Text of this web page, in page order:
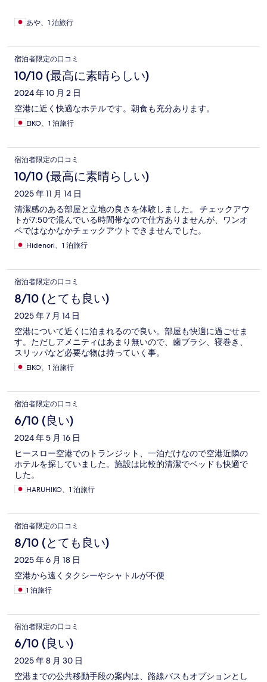
あや、1 泊旅行
宿泊者限定の口コミ
10/10 (最高に素晴らしい)
2024 年 10 月 2 日
空港に近く快適なホテルです。朝食も充分あります。
EIKO、1 泊旅行
宿泊者限定の口コミ
10/10 (最高に素晴らしい)
2025 年 11 月 14 日
清潔感のある部屋と立地の良さを体験しました。 チェックアウ
トが7:50で混んでいる時間帯なので仕方ありませんが、ワンオ
ペではなかなかチェックアウトできませんでした。
Hidenori、1 泊旅行
宿泊者限定の口コミ
8/10 (とても良い)
2025 年 7 月 14 日
空港について近くに泊まれるので良い。部屋も快適に過ごせま
す。ただしアメニティはあまり無いので、歯ブラシ、寝巻き、
スリッパなど必要な物は持っていく事。
EIKO、1 泊旅行
宿泊者限定の口コミ
6/10 (良い)
2024 年 5 月 16 日
ヒースロー空港でのトランジット、一泊だけなので空港近隣の
ホテルを探していました。施設は比較的清潔でベッドも快適で
した。
HARUHIKO、1 泊旅行
宿泊者限定の口コミ
8/10 (とても良い)
2025 年 6 月 18 日
空港から遠くタクシーやシャトルが不便
1 泊旅行
宿泊者限定の口コミ
6/10 (良い)
2025 年 8 月 30 日
空港までの公共移動手段の案内は、路線バスもオプションとし